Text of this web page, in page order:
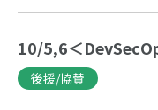
10/5,6＜
後援/協賛